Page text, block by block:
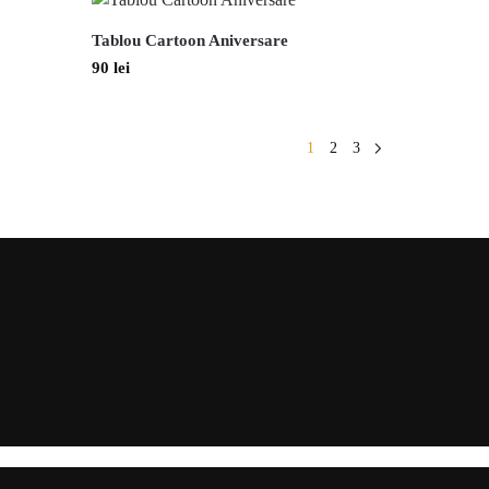
Tablou Cartoon Aniversare
90lei
1 2 3